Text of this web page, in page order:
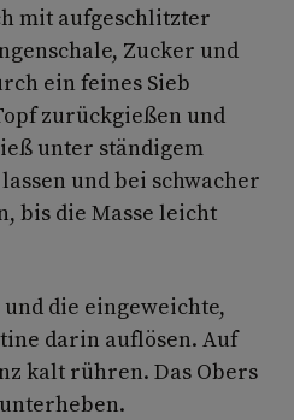
mit aufgeschlitzter
Zucker und
ein feines Sieb
zurückgießen und
unter ständigem
und bei schwacher
bis die Masse leicht
die eingeweichte,
darin auflösen. Auf
kalt rühren. Das Obers